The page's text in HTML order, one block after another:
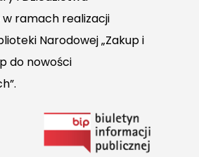
ramach realizacji
Narodowej „Zakup i
do nowości
do